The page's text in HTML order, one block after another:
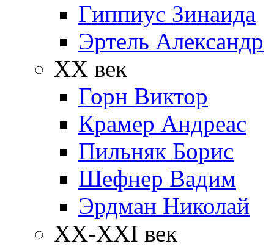
Гиппиус Зинаида
Эртель Александр
XX век
Горн Виктор
Крамер Андреас
Пильняк Борис
Шефнер Вадим
Эрдман Николай
ХХ-XXI век